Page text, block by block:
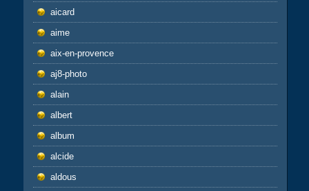
aicard
aime
aix-en-provence
aj8-photo
alain
albert
album
alcide
aldous